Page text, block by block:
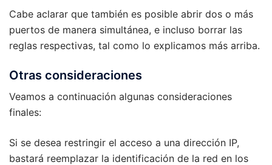
Cabe aclarar que también es posible abrir dos o más
puertos de manera simultánea, e incluso borrar las
reglas respectivas, tal como lo explicamos más arriba.
Otras consideraciones
Veamos a continuación algunas consideraciones
finales:
Si se desea restringir el acceso a una dirección IP,
bastará reemplazar la identificación de la red en los